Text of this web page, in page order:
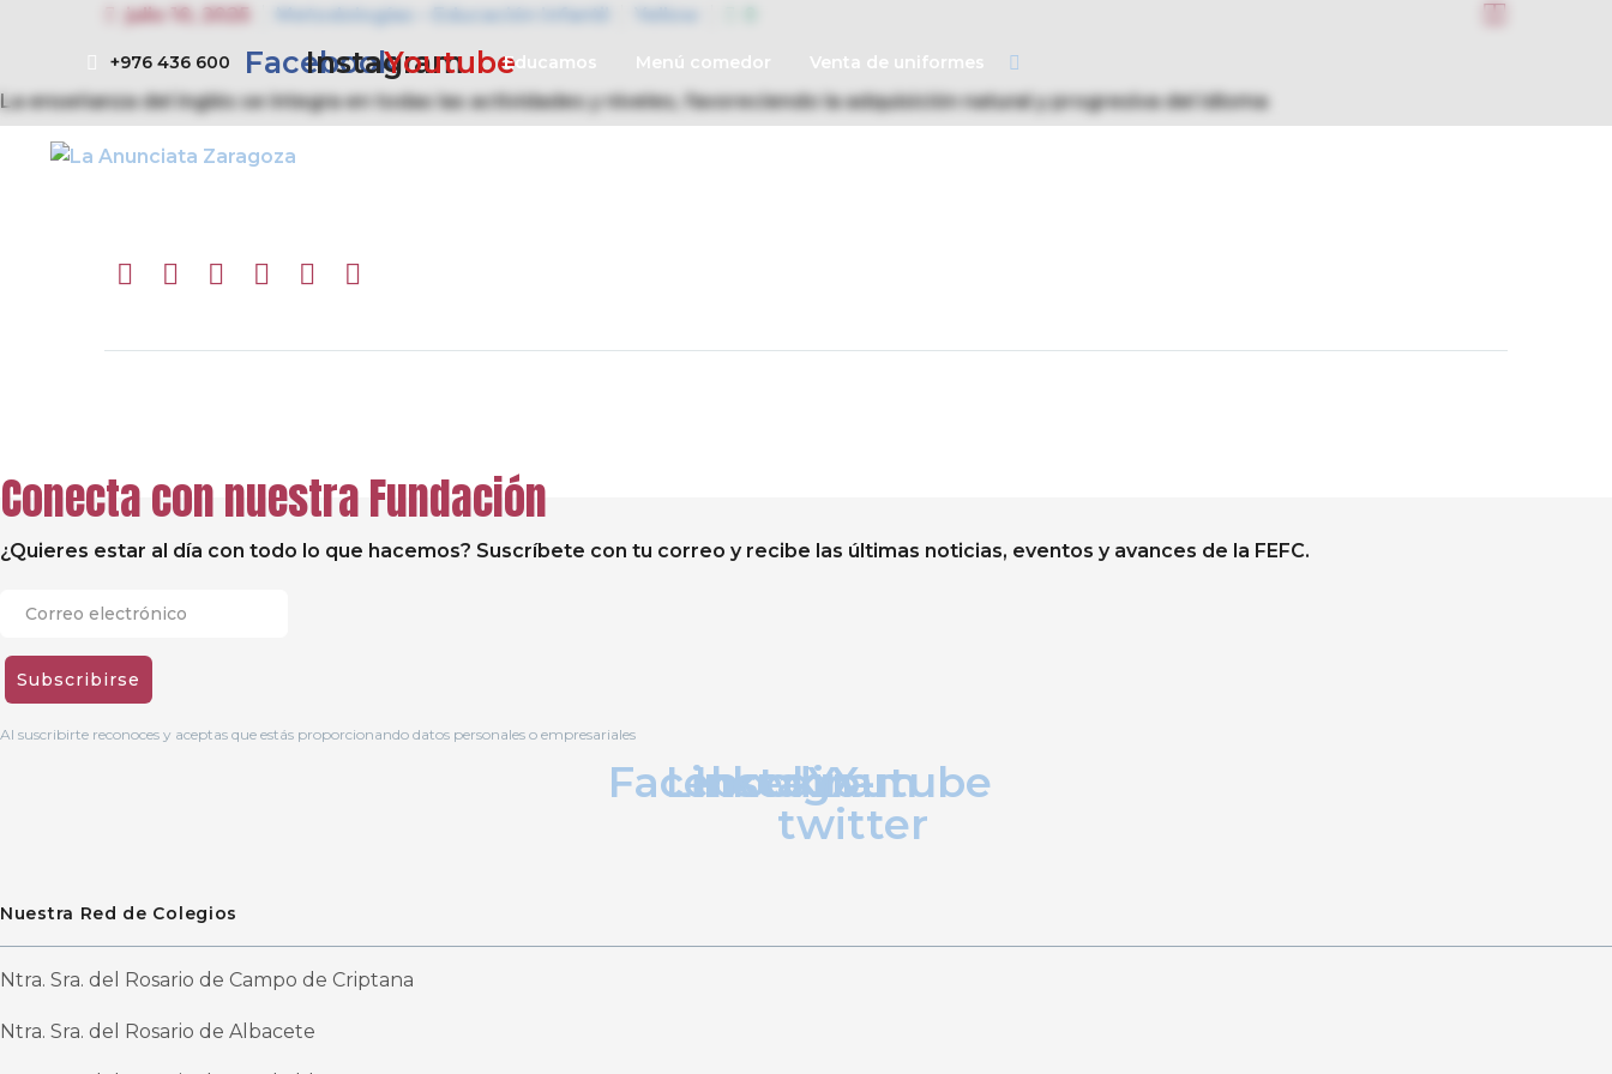
+976 436 600 Facebook
Instagram
YoutubeEducamos Menú comedor Venta de uniformes

julio 10, 2025 Metodologías – Educación Infantil
La enseñanza del inglés se integra en todas las actividades y niveles, favoreciendo la adquisición natural y progresiva del idioma
Conecta con nuestra Fundación
¿Quieres estar al día con todo lo que hacemos? Suscríbete con tu correo y recibe las últimas noticias, eventos y avances de la FEFC.
Subscribirse
Al suscribirte reconoces y aceptas que estás proporcionando datos personales o empresariales
Facebook
Linkedin
Instagram
X-
twitter
Youtube
Nuestra Red de Colegios
Ntra. Sra. del Rosario de Campo de Criptana
Ntra. Sra. del Rosario de Albacete